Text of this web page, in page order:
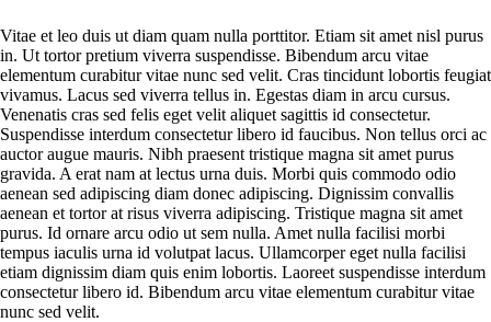
Vitae et leo duis ut diam quam nulla porttitor. Etiam sit amet nisl purus
in. Ut tortor pretium viverra suspendisse. Bibendum arcu vitae
elementum curabitur vitae nunc sed velit. Cras tincidunt lobortis feugiat
vivamus. Lacus sed viverra tellus in. Egestas diam in arcu cursus.
Venenatis cras sed felis eget velit aliquet sagittis id consectetur.
Suspendisse interdum consectetur libero id faucibus. Non tellus orci ac
auctor augue mauris. Nibh praesent tristique magna sit amet purus
gravida. A erat nam at lectus urna duis. Morbi quis commodo odio
aenean sed adipiscing diam donec adipiscing. Dignissim convallis
aenean et tortor at risus viverra adipiscing. Tristique magna sit amet
purus. Id ornare arcu odio ut sem nulla. Amet nulla facilisi morbi
tempus iaculis urna id volutpat lacus. Ullamcorper eget nulla facilisi
etiam dignissim diam quis enim lobortis. Laoreet suspendisse interdum
consectetur libero id. Bibendum arcu vitae elementum curabitur vitae
nunc sed velit.